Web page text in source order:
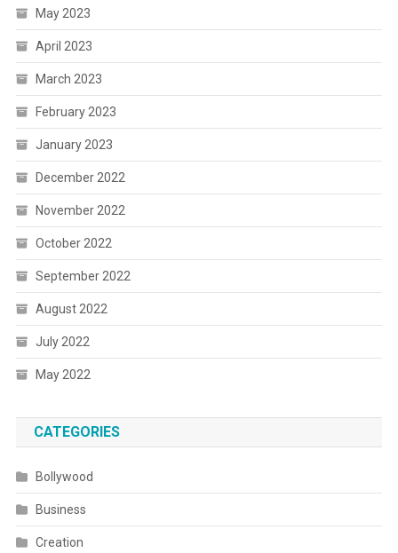
May 2023
April 2023
March 2023
February 2023
January 2023
December 2022
November 2022
October 2022
September 2022
August 2022
July 2022
May 2022
CATEGORIES
Bollywood
Business
Creation